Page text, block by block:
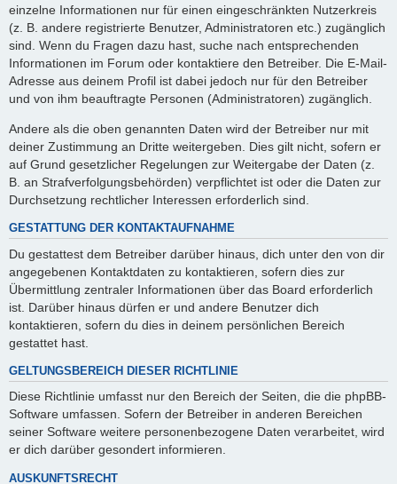
einzelne Informationen nur für einen eingeschränkten Nutzerkreis
(z. B. andere registrierte Benutzer, Administratoren etc.) zugänglich
sind. Wenn du Fragen dazu hast, suche nach entsprechenden
Informationen im Forum oder kontaktiere den Betreiber. Die E-Mail-
Adresse aus deinem Profil ist dabei jedoch nur für den Betreiber
und von ihm beauftragte Personen (Administratoren) zugänglich.
Andere als die oben genannten Daten wird der Betreiber nur mit
deiner Zustimmung an Dritte weitergeben. Dies gilt nicht, sofern er
auf Grund gesetzlicher Regelungen zur Weitergabe der Daten (z.
B. an Strafverfolgungsbehörden) verpflichtet ist oder die Daten zur
Durchsetzung rechtlicher Interessen erforderlich sind.
GESTATTUNG DER KONTAKTAUFNAHME
Du gestattest dem Betreiber darüber hinaus, dich unter den von dir
angegebenen Kontaktdaten zu kontaktieren, sofern dies zur
Übermittlung zentraler Informationen über das Board erforderlich
ist. Darüber hinaus dürfen er und andere Benutzer dich
kontaktieren, sofern du dies in deinem persönlichen Bereich
gestattet hast.
GELTUNGSBEREICH DIESER RICHTLINIE
Diese Richtlinie umfasst nur den Bereich der Seiten, die die phpBB-
Software umfassen. Sofern der Betreiber in anderen Bereichen
seiner Software weitere personenbezogene Daten verarbeitet, wird
er dich darüber gesondert informieren.
AUSKUNFTSRECHT